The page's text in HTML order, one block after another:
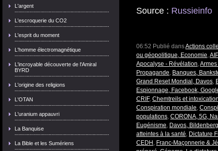
L'argent
L'escroquerie du CO2
L'esprit du moment
L'homme électromagnétique
L'incroyable découverte de l'Amiral
BYRD
L'origine des religions
L'OTAN
L'uranium appauvri
La Banquise
La Bible et les Sumériens
Source : Russieinfo
06:52 Publié dansActions
ou géopolitique, Economie
Apocalyse - Révélation
Propagande Banques,
Grand Reset Mondial, Davos
Espionnage, Facebook,
CRIF, Chemtreils et
Conspiration mondiale
populations CORONA, 5G,
Eugénisme Davos,
atteintes à la santé Dictature
CEDH Franc-Maçonnerie &